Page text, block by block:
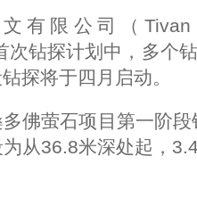
有限公司（
次钻探计划中，多个
探将于四月启动。
佛萤石项目第一阶
从36.8米深处起，